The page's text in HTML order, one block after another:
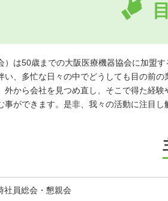
は50歳までの大阪医療機器協会に加盟
い、多忙な日々の中でどうしても目の前
外から会社を見つめ直し、そこで得た経
事ができます。是非、我々の活動に注目し
社員総会・懇親会